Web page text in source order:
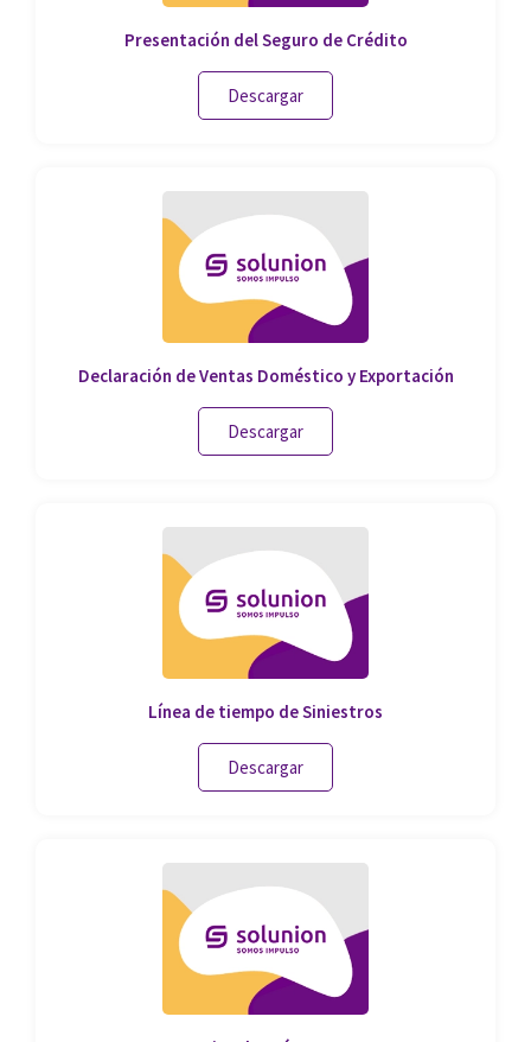
Presentación del Seguro de Crédito
Descargar
Declaración de Ventas Doméstico y Exportación
Descargar
Línea de tiempo de Siniestros
Descargar